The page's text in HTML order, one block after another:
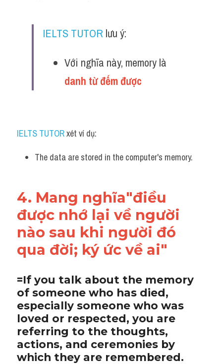
IELTS TUTOR lưu ý:
danh từ đếm được
IELTS TUTOR xét ví dụ:
The data are stored in the computer's memory.
4. Mang nghĩa"điều
được nhớ lại về người
nào sau khi người đó
qua đời; ký ức về ai"
=If you talk about the memory
of someone who has died,
especially someone who was
loved or respected, you are
referring to the thoughts,
actions, and ceremonies by
which they are remembered.